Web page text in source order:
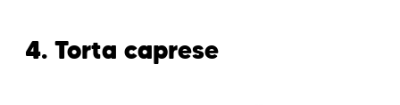
4. Torta caprese